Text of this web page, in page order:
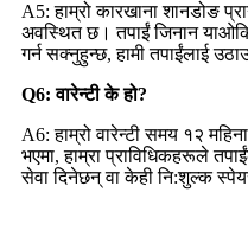
A5: हाम्रो कारखाना शानडोङ
अवस्थित छ। तपाईं जिनान
गर्न सक्नुहुन्छ, हामी तपाईंलाई
Q6: वारेन्टी के हो?
A6: हाम्रो वारेन्टी समय १२
भएमा, हाम्रा प्राविधिकहरूले
सेवा दिनेछन् वा केही नि:शुल्क